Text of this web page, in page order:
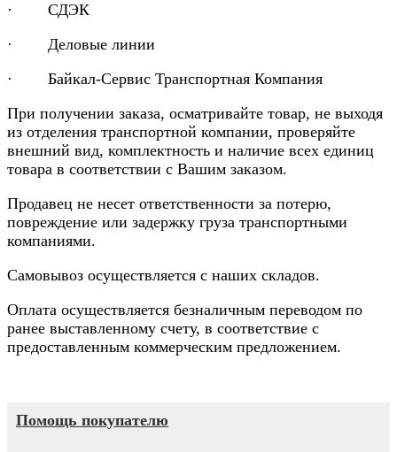
· СДЭК
· Деловые линии
· Байкал-Сервис Транспортная Компания
При получении заказа, осматривайте товар, не выходя
из отделения транспортной компании, проверяйте
внешний вид, комплектность и наличие всех единиц
товара в соответствии с Вашим заказом.
Продавец не несет ответственности за потерю,
повреждение или задержку груза транспортными
компаниями.
Самовывоз осуществляется с наших складов.
Оплата осуществляется безналичным переводом по
ранее выставленному счету, в соответствие с
предоставленным коммерческим предложением.
Помощь покупателю